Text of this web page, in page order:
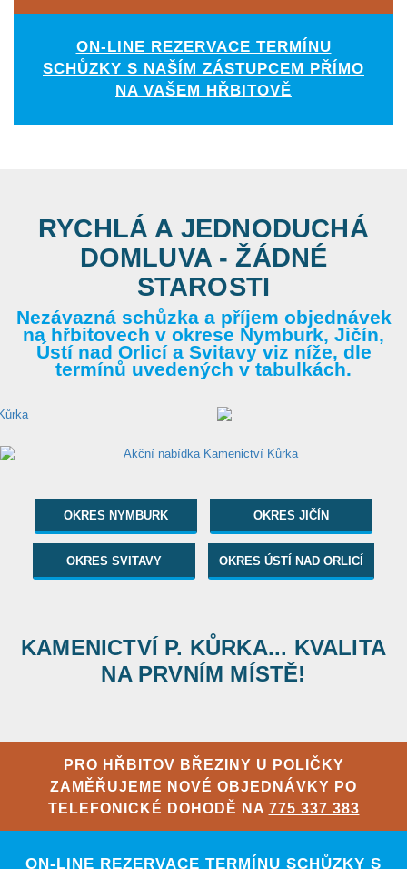
ON-LINE REZERVACE TERMÍNU
SCHŮZKY S NAŠÍM ZÁSTUPCEM PŘÍMO
NA VAŠEM HŘBITOVĚ
RYCHLÁ A JEDNODUCHÁ
DOMLUVA - ŽÁDNÉ
STAROSTI
Nezávazná schůzka a příjem objednávek
na hřbitovech v okrese Nymburk, Jičín,
Ústí nad Orlicí a Svitavy viz níže, dle
termínů uvedených v tabulkách.
OKRES NYMBURK OKRES JIČÍN
OKRES SVITAVY OKRES ÚSTÍ NAD ORLICÍ
KAMENICTVÍ P. KŮRKA... KVALITA
NA PRVNÍM MÍSTĚ!
PRO HŘBITOV BŘEZINY U POLIČKY
ZAMĚŘUJEME NOVÉ OBJEDNÁVKY PO
TELEFONICKÉ DOHODĚ NA 775 337 383
ON-LINE REZERVACE TERMÍNU SCHŮZKY S